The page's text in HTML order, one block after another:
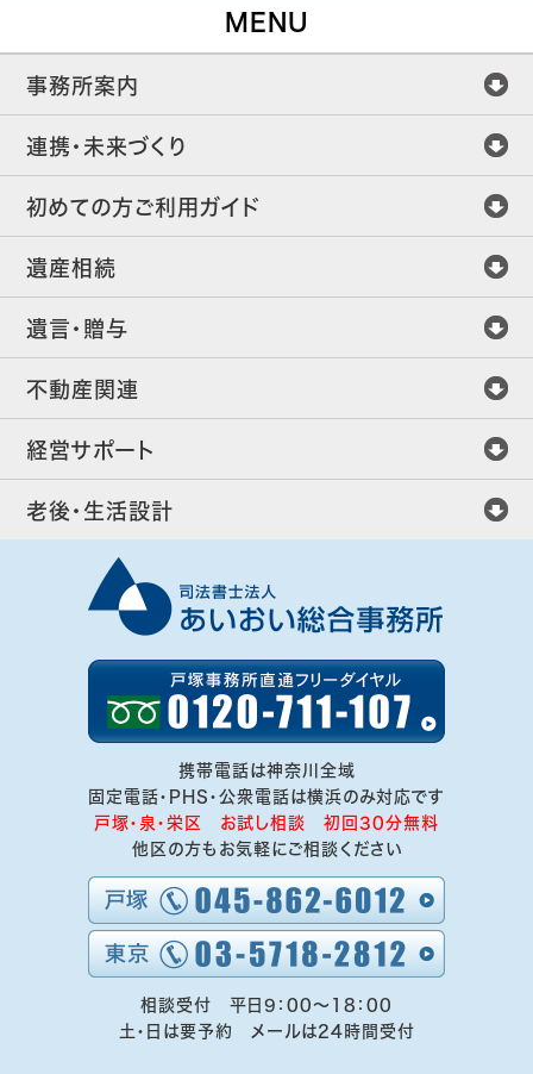
MENU
事務所案内
連携・未来づくり
初めての方ご利用ガイド
遺産相続
遺言・贈与
不動産関連
経営サポート
老後・生活設計
携帯電話は神奈川全域
固定電話・PHS・公衆電話は横浜のみ対応です
戸塚・泉・栄区 お試し相談 初回30分無料
他区の方もお気軽にご相談ください
相談受付 平日9：00～18：00
土・日は要予約 メールは24時間受付